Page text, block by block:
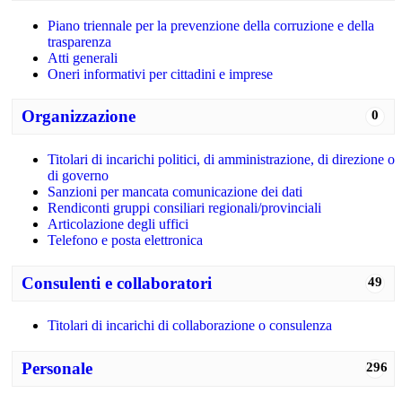
Piano triennale per la prevenzione della corruzione e della
trasparenza
Atti generali
Oneri informativi per cittadini e imprese
0
Organizzazione
Titolari di incarichi politici, di amministrazione, di direzione o
di governo
Sanzioni per mancata comunicazione dei dati
Rendiconti gruppi consiliari regionali/provinciali
Articolazione degli uffici
Telefono e posta elettronica
49
Consulenti e collaboratori
Titolari di incarichi di collaborazione o consulenza
296
Personale